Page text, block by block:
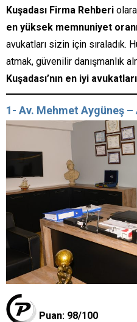
Kuşadası Firma Rehberi
en yüksek memnuniyet
avukatları sizin için sıraladık.
atmak, güvenilir danışmanlık
Kuşadası’nın en iyi
1- Av. Mehmet Aygüneş
Puan: 98/100